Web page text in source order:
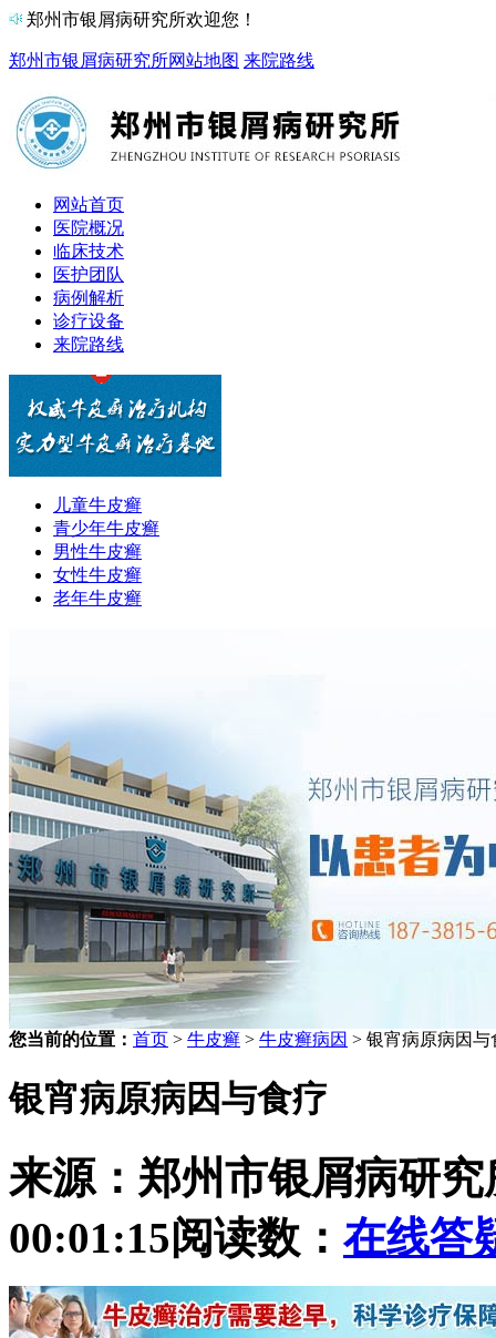
郑州市银屑病研究所欢迎您！
郑州市银屑病研究所网站地图 来院路线
网站首页
医院概况
临床技术
医护团队
病例解析
诊疗设备
来院路线
儿童牛皮癣
青少年牛皮癣
男性牛皮癣
女性牛皮癣
老年牛皮癣
您当前的位置： 首页 > 牛皮癣 > 牛皮癣病因 > 银宵病原病因与
银宵病原病因与食疗
来源：郑州市银屑病研究
00:01:15阅读数： 在线答